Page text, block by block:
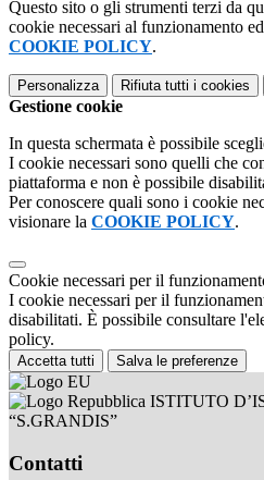
Questo sito o gli strumenti terzi da
cookie necessari al funzionamento
COOKIE POLICY.
Personalizza Rifiuta tutti i cookies
Gestione cookie
In questa schermata è possibile
I cookie necessari sono quelli che
piattaforma e non è possibile
Per conoscere quali sono i cookie
visionare la COOKIE POLICY.
Cookie necessari per il
I cookie necessari per il
disabilitati. È possibile consultare
policy.
Accetta tutti Salva le preferenze
ISTITUTO
“S.GRANDIS”
Contatti